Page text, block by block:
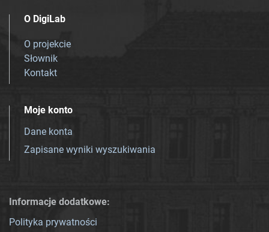
O DigiLab
O projekcie
Słownik
Kontakt
Moje konto
Dane konta
Zapisane wyniki wyszukiwania
Informacje dodatkowe:
Polityka prywatności